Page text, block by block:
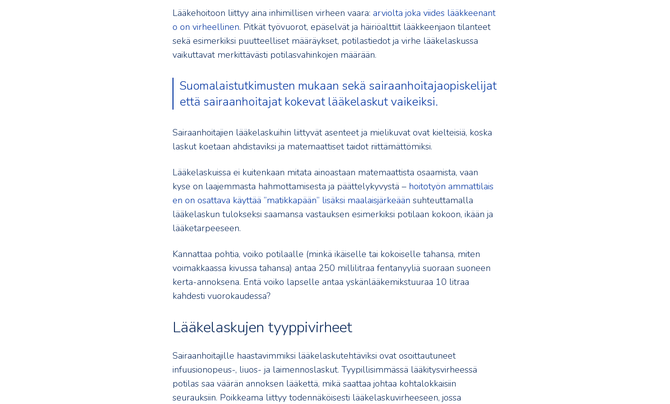
Lääkehoitoon liittyy aina inhimillisen virheen vaara: arviolta joka viides lääkkeenant
o on virheellinen. Pitkät työvuorot, epäselvät ja häiriöalttiit lääkkeenjaon tilanteet
sekä esimerkiksi puutteelliset määräykset, potilastiedot ja virhe lääkelaskussa
vaikuttavat merkittävästi potilasvahinkojen määrään.
Suomalaistutkimusten mukaan sekä sairaanhoitajaopiskelijat
että sairaanhoitajat kokevat lääkelaskut vaikeiksi.
Sairaanhoitajien lääkelaskuihin liittyvät asenteet ja mielikuvat ovat kielteisiä, koska
laskut koetaan ahdistaviksi ja matemaattiset taidot riittämättömiksi.
Lääkelaskuissa ei kuitenkaan mitata ainoastaan matemaattista osaamista, vaan
kyse on laajemmasta hahmottamisesta ja päättelykyvystä – hoitotyön ammattilais
en on osattava käyttää ”matikkapään” lisäksi maalaisjärkeään suhteuttamalla
lääkelaskun tulokseksi saamansa vastauksen esimerkiksi potilaan kokoon, ikään ja
lääketarpeeseen.
Kannattaa pohtia, voiko potilaalle (minkä ikäiselle tai kokoiselle tahansa, miten
voimakkaassa kivussa tahansa) antaa 250 millilitraa fentanyyliä suoraan suoneen
kerta-annoksena. Entä voiko lapselle antaa yskänlääkemikstuuraa 10 litraa
kahdesti vuorokaudessa?
Lääkelaskujen tyyppivirheet
Sairaanhoitajille haastavimmiksi lääkelaskutehtäviksi ovat osoittautuneet
infuusionopeus-, liuos- ja laimennoslaskut. Tyypillisimmässä lääkitysvirheessä
potilas saa väärän annoksen lääkettä, mikä saattaa johtaa kohtalokkaisiin
seurauksiin. Poikkeama liittyy todennäköisesti lääkelaskuvirheeseen, jossa